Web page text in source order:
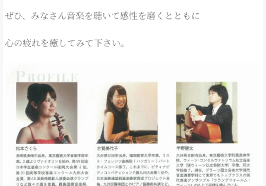
ぜひ、みなさん音楽を聴いて感性を磨くとともに
心の疲れを癒してみて下さい。